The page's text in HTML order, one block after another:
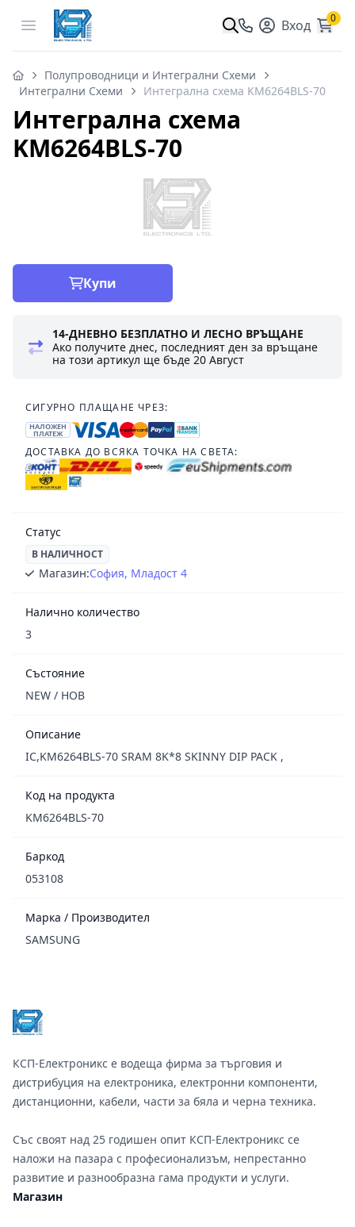
Open menu Вход 0
Полупроводници и Интегрални Схеми
Интегрални Схеми
Интегрална схема KM6264BLS-70
Интегрална схема
KM6264BLS-70
Купи
14-ДНЕВНО БЕЗПЛАТНО И ЛЕСНО ВРЪЩАНЕ
Ако получите днес, последният ден за връщане
на този артикул ще бъде20 Август
СИГУРНО ПЛАЩАНЕ ЧРЕЗ:
НАЛОЖЕН
ПЛАТЕЖ
ДОСТАВКА ДО ВСЯКА ТОЧКА НА СВЕТА:
Статус
В НАЛИЧНОСТ
Магазин:София, Младост 4
Налично количество
3
Състояние
NEW / НОВ
Описание
IC,KM6264BLS-70 SRAM 8K*8 SKINNY DIP PACK ,
Код на продукта
KM6264BLS-70
Баркод
053108
Марка / Производител
SAMSUNG
КСП-Електроникс е водеща фирма за търговия и
дистрибуция на електроника, електронни компоненти,
дистанционни, кабели, части за бяла и черна техника.
Със своят над 25 годишен опит КСП-Електроникс се
наложи на пазара с професионализъм, непрестанно
развитие и разнообразна гама продукти и услуги.
Магазин